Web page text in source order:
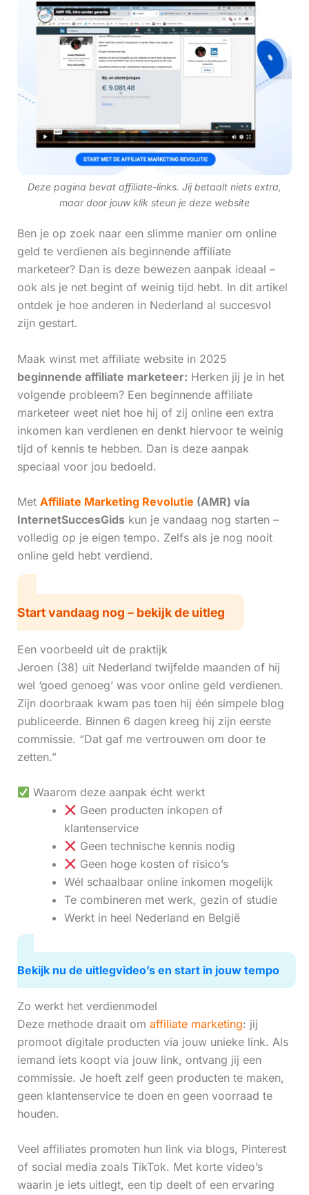
Deze pagina bevat affiliate-links. Jij betaalt niets extra,
maar door jouw klik steun je deze website
Ben je op zoek naar een slimme manier om online
geld te verdienen als beginnende affiliate
marketeer? Dan is deze bewezen aanpak ideaal –
ook als je net begint of weinig tijd hebt. In dit artikel
ontdek je hoe anderen in Nederland al succesvol
zijn gestart.
Maak winst met affiliate website in 2025
beginnende affiliate marketeer: Herken jij je in het
volgende probleem? Een beginnende affiliate
marketeer weet niet hoe hij of zij online een extra
inkomen kan verdienen en denkt hiervoor te weinig
tijd of kennis te hebben. Dan is deze aanpak
speciaal voor jou bedoeld.
Met Affiliate Marketing Revolutie (AMR) via
InternetSuccesGidskun je vandaag nog starten –
volledig op je eigen tempo. Zelfs als je nog nooit
online geld hebt verdiend.
Start vandaag nog – bekijk de uitleg
Een voorbeeld uit de praktijk
Jeroen (38) uit Nederland twijfelde maanden of hij
wel ‘goed genoeg’ was voor online geld verdienen.
Zijn doorbraak kwam pas toen hij één simpele blog
publiceerde. Binnen 6 dagen kreeg hij zijn eerste
commissie. “Dat gaf me vertrouwen om door te
zetten.”
Waarom deze aanpak écht werkt
Geen producten inkopen of
klantenservice
Geen technische kennis nodig
Geen hoge kosten of risico’s
Wél schaalbaar online inkomen mogelijk
Te combineren met werk, gezin of studie
Werkt in heel Nederland en België
Bekijk nu de uitlegvideo’s en start in jouw tempo
Zo werkt het verdienmodel
Deze methode draait om affiliate marketing: jij
promoot digitale producten via jouw unieke link. Als
iemand iets koopt via jouw link, ontvang jij een
commissie. Je hoeft zelf geen producten te maken,
geen klantenservice te doen en geen voorraad te
houden.
Veel affiliates promoten hun link via blogs, Pinterest
of social media zoals TikTok. Met korte video’s
waarin je iets uitlegt, een tip deelt of een ervaring